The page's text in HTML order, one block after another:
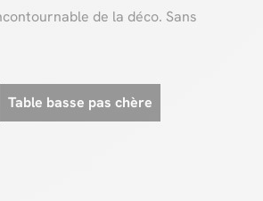
de la déco. Sans
Table basse pas chère